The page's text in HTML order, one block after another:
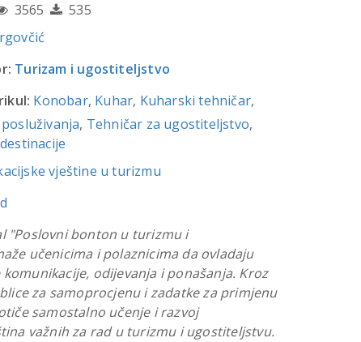
3565
535
Turizam i ugostiteljstvo
Konobar, Kuhar, Kuharski tehničar,
, Tehničar za ugostiteljstvo,
vještine u turizmu
"Poslovni bonton u turizmu i
učenicima i polaznicima da ovladaju
odijevanja i ponašanja. Kroz
za samoprocjenu i zadatke za primjenu
samostalno učenje i razvoj
važnih za rad u turizmu i ugostiteljstvu.